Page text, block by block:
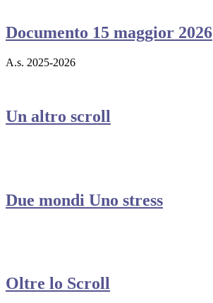
Documento 15 maggior 2026
A.s. 2025-2026
Un altro scroll
Due mondi Uno stress
Oltre lo Scroll